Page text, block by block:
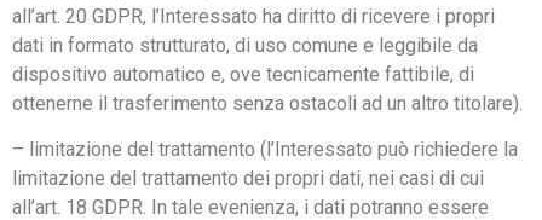
all’art. 20 GDPR, l’Interessato ha diritto di ricevere i propri
dati in formato strutturato, di uso comune e leggibile da
dispositivo automatico e, ove tecnicamente fattibile, di
ottenerne il trasferimento senza ostacoli ad un altro titolare).
– limitazione del trattamento (l’Interessato può richiedere la
limitazione del trattamento dei propri dati, nei casi di cui
all’art. 18 GDPR. In tale evenienza, i dati potranno essere